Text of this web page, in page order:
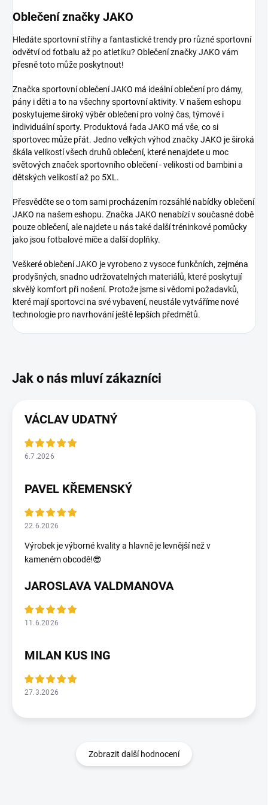
Oblečení značky JAKO
Hledáte sportovní střihy a fantastické trendy pro různé sportovní
odvětví od fotbalu až po atletiku? Oblečení značky JAKO vám
přesně toto může poskytnout!
Značka sportovní oblečení JAKO má ideální oblečení pro dámy,
pány i děti a to na všechny sportovní aktivity. V našem eshopu
poskytujeme široký výběr oblečení pro volný čas, týmové i
individuální sporty. Produktová řada JAKO má vše, co si
sportovec může přát. Jedno velkých výhod značky JAKO je široká
škála velikostí všech druhů oblečení, které nenajdete u moc
světových značek sportovního oblečení - velikosti od bambini a
dětských velikostí až po 5XL.
Přesvědčte se o tom sami procházením rozsáhlé nabídky oblečení
JAKO na našem eshopu. Značka JAKO nenabízí v současné době
pouze oblečení, ale najdete u nás také další tréninkové pomůcky
jako jsou fotbalové míče a další doplňky.
Veškeré oblečení JAKO je vyrobeno z vysoce funkčních, zejména
prodyšných, snadno udržovatelných materiálů, které poskytují
skvělý komfort při nošení. Protože jsme si vědomi požadavků,
které mají sportovci na své vybavení, neustále vytváříme nové
technologie pro navrhování ještě lepších předmětů.
VÁCLAV UDATNÝ
6.7.2026
PAVEL KŘEMENSKÝ
22.6.2026
Výrobek je výborné kvality a hlavně je levnější než v
kameném obcodě!😎
JAROSLAVA VALDMANOVA
11.6.2026
MILAN KUS ING
27.3.2026
Zobrazit další hodnocení